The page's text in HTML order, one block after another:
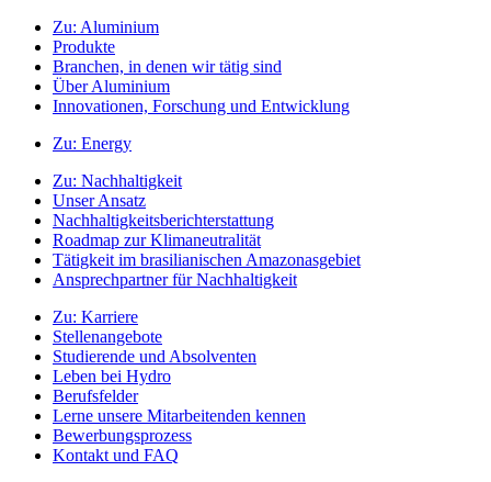
Zu: Aluminium
Produkte
Branchen, in denen wir tätig sind
Über Aluminium
Innovationen, Forschung und Entwicklung
Zu: Energy
Zu: Nachhaltigkeit
Unser Ansatz
Nachhaltigkeitsberichterstattung
Roadmap zur Klimaneutralität
Tätigkeit im brasilianischen Amazonasgebiet
Ansprechpartner für Nachhaltigkeit
Zu: Karriere
Stellenangebote
Studierende und Absolventen
Leben bei Hydro
Berufsfelder
Lerne unsere Mitarbeitenden kennen
Bewerbungsprozess
Kontakt und FAQ